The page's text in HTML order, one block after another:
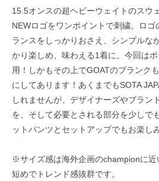
15.5オンスの超ヘビーウェイトのスウ
NEWロゴをワンポイントで刺繍。ロ
ランスをしっかりおさえ、シンプルな
かり楽しめ、味わえる1着に。今回は
用！しかもその上でGOATのブランク
にしてあります！あくまでもSOTA
しれませんが、デザイナーズやブラン
を、そして必要とされる部分を少しで
ットパンツとセットアップでもお楽し
※サイズ感は海外企画のchampionに近
短めでトレンド感抜群です。